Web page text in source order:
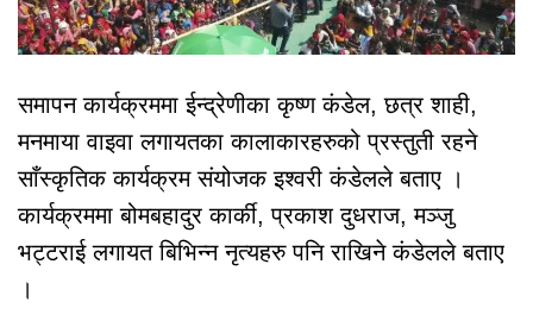
समापन कार्यक्रममा ईन्द्रेणीका कृष्ण कंडेल, छत्र शाही,
मनमाया वाइवा लगायतका कालाकारहरुको प्रस्तुती रहने
साँस्कृतिक कार्यक्रम संयोजक इश्वरी कंडेलले बताए ।
कार्यक्रममा बोमबहादुर कार्की, प्रकाश दुधराज, मञ्जु
भट्टराई लगायत बिभिन्न नृत्यहरु पनि राखिने कंडेलले बताए
।